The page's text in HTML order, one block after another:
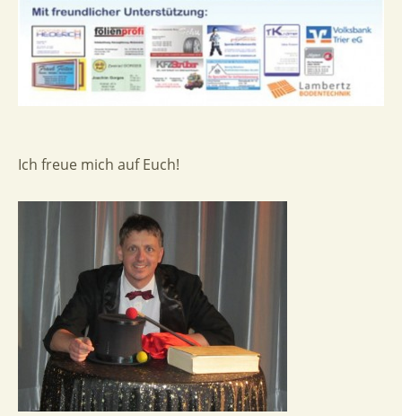
Ich freue mich auf Euch!